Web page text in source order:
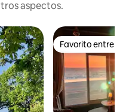
aspectos.
huéspedes Favorito entre
Favorito entre